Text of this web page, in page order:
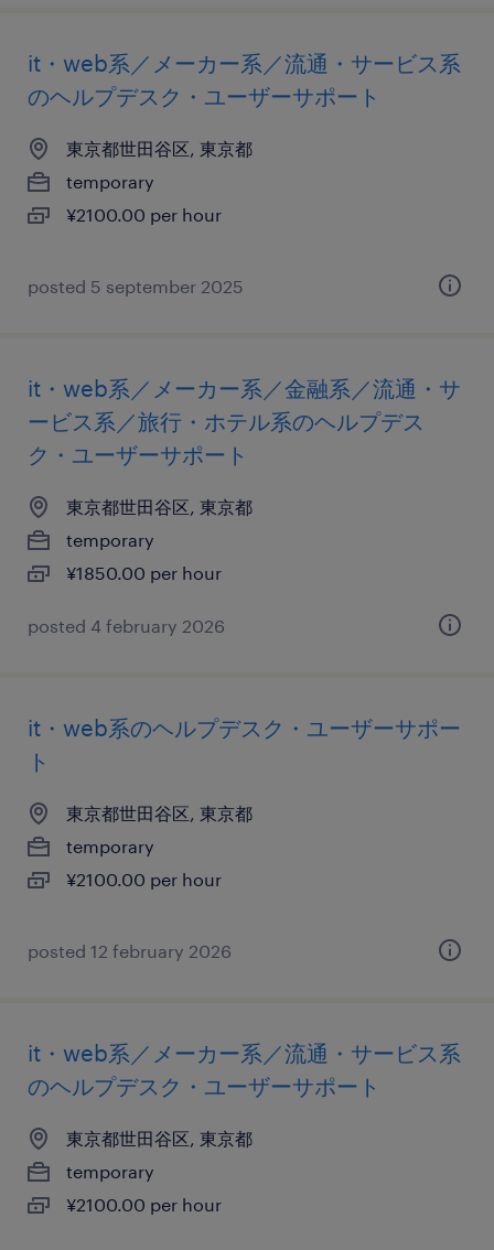
it・web系／メーカー系／流通・サービス系
のヘルプデスク・ユーザーサポート
東京都世田谷区, 東京都
temporary
¥2100.00 per hour
posted 5 september 2025
it・web系／メーカー系／金融系／流通・サ
ービス系／旅行・ホテル系のヘルプデス
ク・ユーザーサポート
東京都世田谷区, 東京都
temporary
¥1850.00 per hour
posted 4 february 2026
it・web系のヘルプデスク・ユーザーサポー
ト
東京都世田谷区, 東京都
temporary
¥2100.00 per hour
posted 12 february 2026
it・web系／メーカー系／流通・サービス系
のヘルプデスク・ユーザーサポート
東京都世田谷区, 東京都
temporary
¥2100.00 per hour